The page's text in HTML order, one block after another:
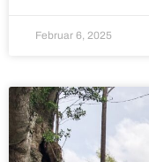
Februar 6, 2025